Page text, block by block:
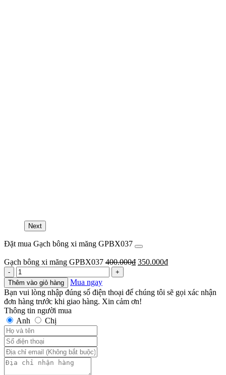
Next
Đặt mua Gạch bông xi măng GPBX037
Gạch bông xi măng GPBX037 400.000₫ Giá
400.000₫.
350.000₫Giá
là:
350.000₫.
Gạch
bông
xi
măng
GPBX037
số
lượng
Thêm vào giỏ hàng
Mua ngay
Bạn vui lòng nhập đúng số điện thoại để chúng tôi sẽ gọi xác nhận
đơn hàng trước khi giao hàng. Xin cảm ơn!
Thông tin người mua
Anh
Chị